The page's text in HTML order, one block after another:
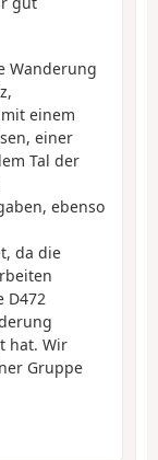
Wanderung
einem
einer
Tal der
ebenso
da die
D472
hat. Wir
Gruppe